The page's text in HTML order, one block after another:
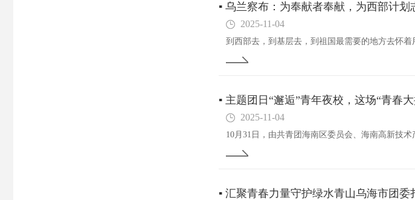
▪ 乌兰察布：为奉献者奉献，为西部计划
2025-11-04
▪ 主题团日“邂逅”青年夜校，这场“青春
2025-11-04
▪ 汇聚青春力量守护绿水青山乌海市团